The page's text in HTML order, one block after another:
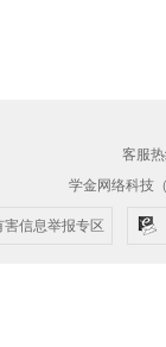
客服
学金网络科技
害信息举报专区